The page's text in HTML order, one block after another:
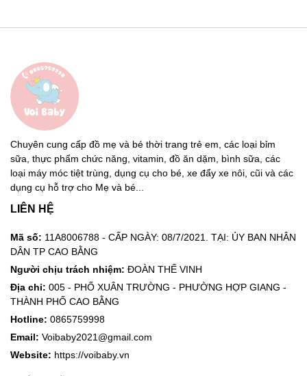
Chuyên cung cấp đồ mẹ và bé thời trang trẻ em, các loại bỉm
sữa, thực phẩm chức năng, vitamin, đồ ăn dặm, bình sữa, các
loại máy móc tiệt trùng, dụng cụ cho bé, xe đẩy xe nôi, cũi và các
dụng cụ hỗ trợ cho Mẹ và bé...
LIÊN HỆ
Mã số: 11A8006788 - CẤP NGÀY: 08/7/2021. TẠI: ỦY BAN NHÂN
DÂN TP CAO BẰNG
Người chịu trách nhiệm: ĐOÀN THẾ VINH
Địa chỉ: 005 - PHỐ XUÂN TRƯỜNG - PHƯỜNG HỢP GIANG -
THÀNH PHỐ CAO BẰNG
Hotline: 0865759998
Email: Voibaby2021@gmail.com
Website: https://voibaby.vn